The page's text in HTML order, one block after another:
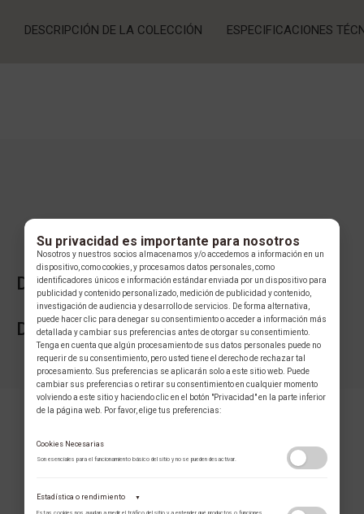
DESCRIPCIÓN DE LA COLECCIÓN ESPECIFICACIONES
DESCRIPCIÓN DE LA COLECCIÓN
DESCRIPCIÓN DE LA MARCA
Su privacidad es importante para nosotros
Nosotros y nuestros socios almacenamos y/o accedemos a información en un
dispositivo, como cookies, y procesamos datos personales, como
identificadores únicos e información estándar enviada por un dispositivo para
publicidad y contenido personalizado, medición de publicidad y contenido,
investigación de audiencia y desarrollo de servicios. De forma alternativa,
puede hacer clic para denegar su consentimiento o acceder a información más
detallada y cambiar sus preferencias antes de otorgar su consentimiento.
Tenga en cuenta que algún procesamiento de sus datos personales puede no
requerir de su consentimiento, pero usted tiene el derecho de rechazar tal
procesamiento. Sus preferencias se aplicarán solo a este sitio web. Puede
cambiar sus preferencias o retirar su consentimiento en cualquier momento
volviendo a este sitio y haciendo clic en el botón "Privacidad" en la parte inferior
de la página web. Por favor, elige tus preferencias:
Cookies Necesarias
Son esenciales para el funcionamiento básico del sitio y no se pueden desactivar.
Estadística o rendimiento ▼